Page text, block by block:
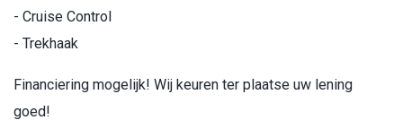
- Cruise Control
- Trekhaak
Financiering mogelijk! Wij keuren ter plaatse uw lening
goed!